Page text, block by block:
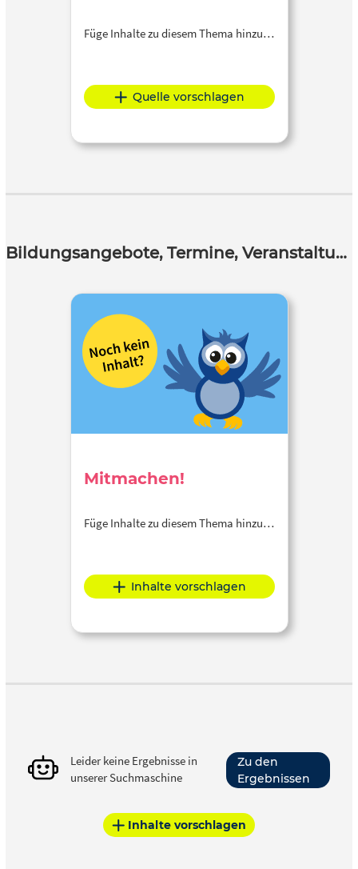
Füge Inhalte zu diesem Thema hinzu…
Quelle vorschlagen
Bildungsangebote, Termine, Veranstaltungen
Mitmachen!
Füge Inhalte zu diesem Thema hinzu…
Inhalte vorschlagen
Leider keine Ergebnisse in
unserer Suchmaschine
Zu den
Ergebnissen
Inhalte vorschlagen